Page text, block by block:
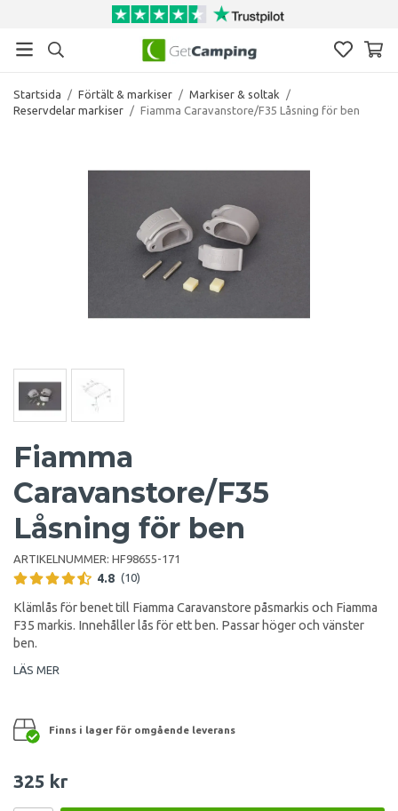
Startsida / Förtält & markiser / Markiser & soltak
/
Reservdelar markiser / Fiamma Caravanstore/F35 Låsning för ben
Fiamma
Caravanstore/F35
Låsning för ben
ARTIKELNUMMER: HF98655-171
4.8 (10)
Klämlås för benet till Fiamma Caravanstore påsmarkis och Fiamma
F35 markis. Innehåller lås för ett ben. Passar höger och vänster
ben.
LÄS MER
Finns i lager för omgående leverans
325 kr